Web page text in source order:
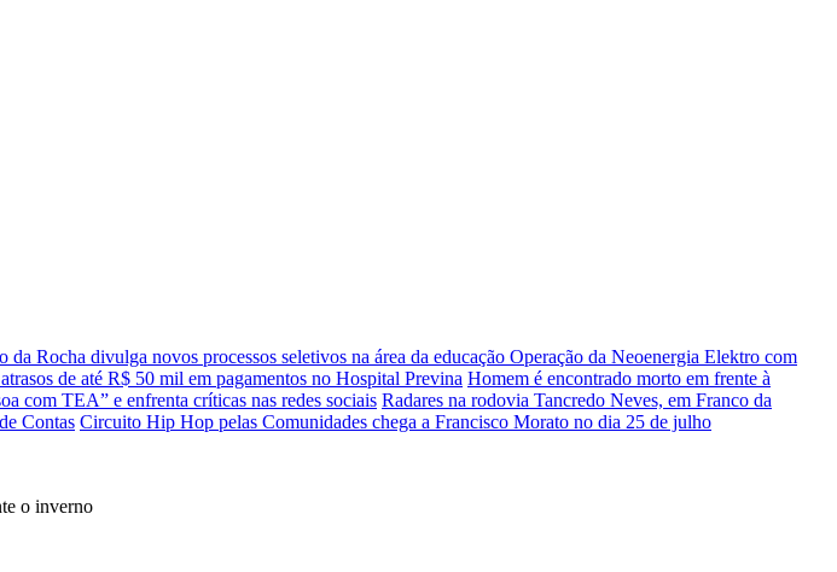
da Rocha divulga novos processos seletivos na área da educação Operação da Neoenergia Elektro com
de até R$ 50 mil em pagamentos no Hospital Previna Homem é encontrado morto em frente à
com TEA” e enfrenta críticas nas redes sociais Radares na rodovia Tancredo Neves, em Franco da
Contas Circuito Hip Hop pelas Comunidades chega a Francisco Morato no dia 25 de julho